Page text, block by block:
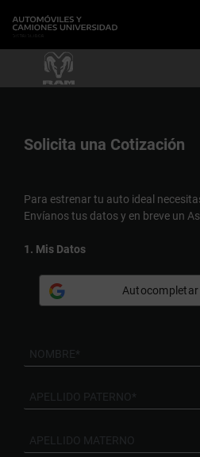
Solicita una Cotización
Para estrenar tu auto ideal
Envíanos tus datos y en breve un
1. Mis Datos